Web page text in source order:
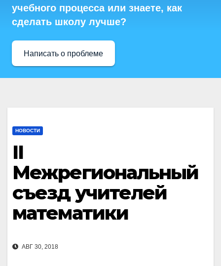
учебного процесса или знаете, как
сделать школу лучше?
Написать о проблеме
НОВОСТИ
II
Межрегиональный
съезд учителей
математики
АВГ 30, 2018